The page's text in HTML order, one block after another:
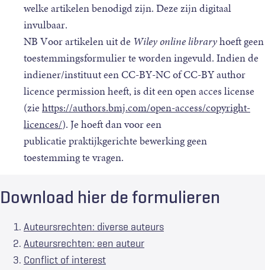
welke artikelen benodigd zijn. Deze zijn digitaal
invulbaar.
NB Voor artikelen uit de Wiley online libraryhoeft geen
toestemmingsformulier te worden ingevuld. Indien de
indiener/instituut een CC-BY-NC of CC-BY author
licence permission heeft, is dit een open acces license
(ziehttps://authors.bmj.com/open-access/copyright-
licences/). Je hoeft dan voor een
publicatie praktijkgerichte bewerking geen
toestemming te vragen.
Download hier de formulieren
Auteursrechten: diverse auteurs
Auteursrechten: een auteur
Conflict of interest